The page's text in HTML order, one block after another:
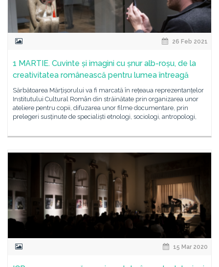
26 Feb 2021
1 MARTIE. Cuvinte și imagini cu șnur alb-roșu, de la
creativitatea românească pentru lumea întreagă
Sărbătoarea Mărțișorului va fi marcată în rețeaua reprezentanțelor
Institutului Cultural Român din străinătate prin organizarea unor
ateliere pentru copii, difuzarea unor filme documentare, prin
prelegeri susținute de specialiști etnologi, sociologi, antropologi,
15 Mar 2020